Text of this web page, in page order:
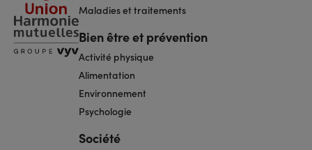
Maladies et traitements
Bien être et prévention
Activité physique
Alimentation
Environnement
Psychologie
Société